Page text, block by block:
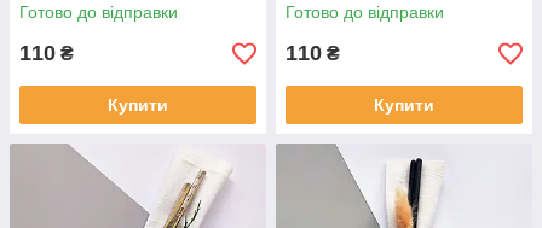
Готово до відправки
110 ₴
Купити
Готово до відправки
110 ₴
Купити